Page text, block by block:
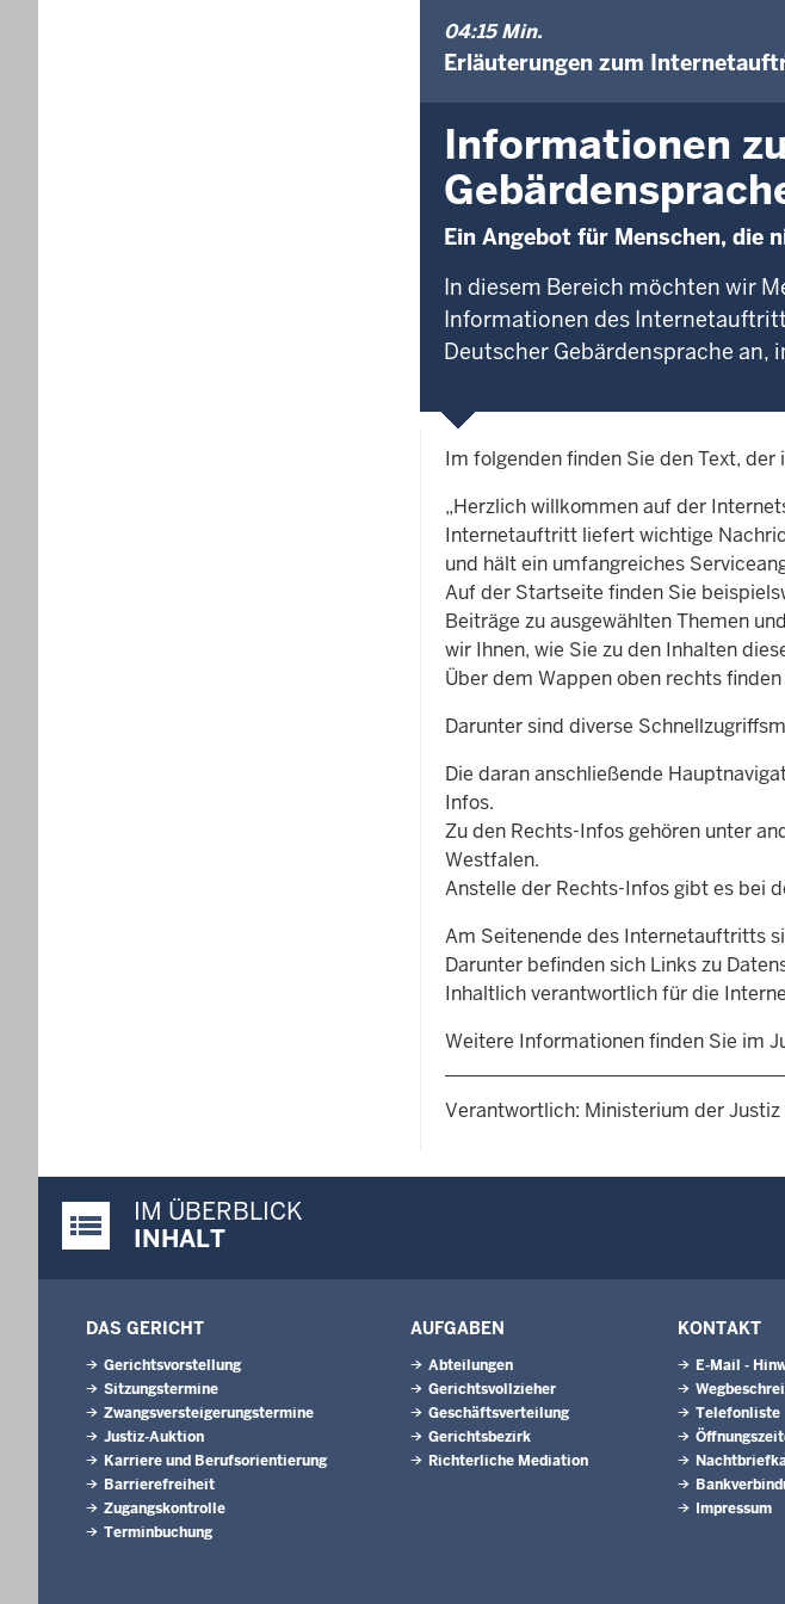
04:15 Min.
Erläuterungen zum
Informationen
Ein Angebot für Menschen, die
In diesem Bereich möchten wir
Informationen des
Deutscher Gebärdensprache
Im folgenden finden Sie den Text,
„Herzlich willkommen auf der
Internetauftritt liefert wichtige
und hält ein umfangreiches
Auf der Startseite finden Sie
Beiträge zu ausgewählten Themen
wir Ihnen, wie Sie zu den Inhalten
Über dem Wappen oben rechts
Darunter sind diverse
Die daran anschließende
Infos.
Zu den Rechts-Infos gehören unter
Westfalen.
Anstelle der Rechts-Infos gibt es bei
Am Seitenende des Internetauftritts
Darunter befinden sich Links zu
Inhaltlich verantwortlich für die
Weitere Informationen finden Sie im
Verantwortlich: Ministerium der
Justiz-Portal im Überblick:
IM ÜBERBLICK
INHALT
DAS GERICHT
Gerichtsvorstellung
Sitzungstermine
Zwangsversteigerungs­termine
Justiz-Auktion
Karriere und Berufsorientierung
Barrierefreiheit
Zugangskontrolle
Terminbuchung
AUFGABEN
Abteilungen
Gerichtsvollzieher
Geschäftsverteilung
Gerichtsbezirk
Richterliche Mediation
KONTAKT
E-Mail -
Telefonliste
Impressum